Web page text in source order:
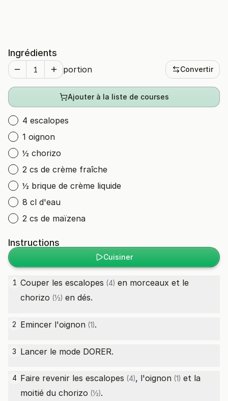
Ingrédients
portion Convertir
Ajouter à la liste de courses
4 escalopes
1 oignon
½ chorizo
2 cs de crème fraîche
½ brique de crème liquide
8 cl d'eau
2 cs de maïzena
Instructions
Cuisiner
1 Couper les escalopes (4) en morceaux et le
chorizo (½) en dés.
2 Emincer l'oignon (1).
3 Lancer le mode DORER.
4 Faire revenir les escalopes (4), l'oignon (1) et la
moitié du chorizo (½).